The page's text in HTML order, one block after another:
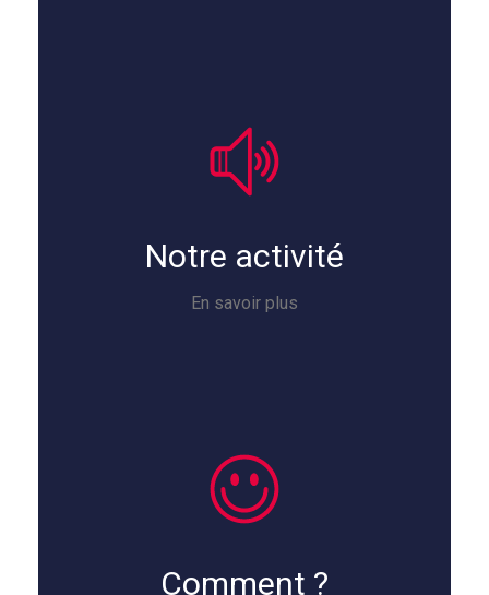
Notre activité
En savoir plus
Comment ?